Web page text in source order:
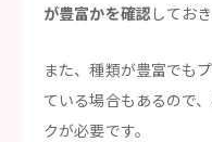
が豊富かを確認 してお
また、種類が豊富でも
ている場合もあるので
クが必要です。